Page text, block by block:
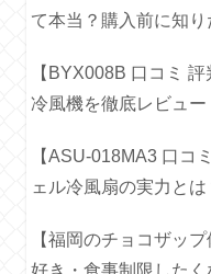
て本当？購入前に知り
【BYX008B 口コミ
冷風機を徹底レビュー
【ASU-018MA3 口コ
ェル冷風扇の実力とは
【福岡のチョコザッ
好き・食事制限した